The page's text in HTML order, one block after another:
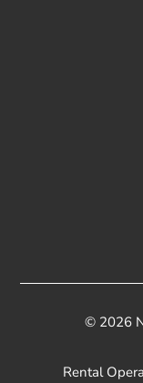
© 2026
Rental